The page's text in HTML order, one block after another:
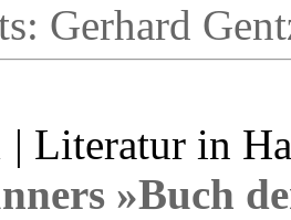
Gerhard
| Literatur in
»Buch